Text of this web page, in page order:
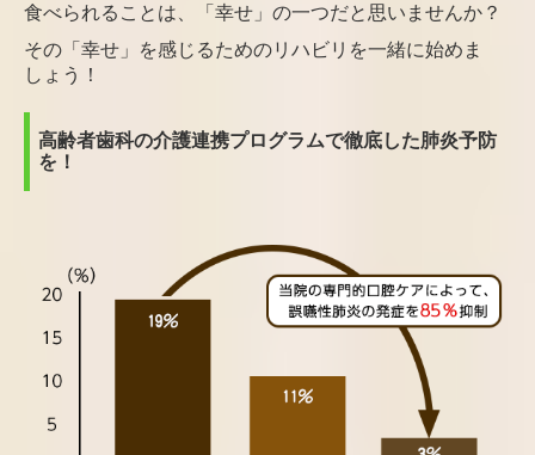
食べられることは、「幸せ」の一つだと思いませんか？
その「幸せ」を感じるためのリハビリを一緒に始めま
しょう！
高齢者歯科の介護連携プログラムで徹底した肺炎予防
を！